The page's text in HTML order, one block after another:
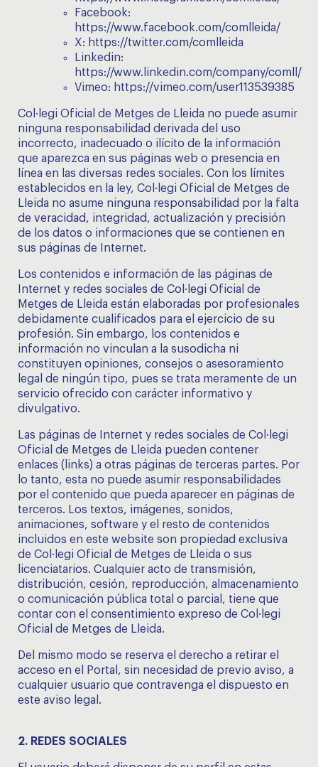
Facebook:
https://www.facebook.com/comlleida/
X: https://twitter.com/comlleida
Linkedin:
https://www.linkedin.com/company/comll/
Vimeo: https://vimeo.com/user113539385
Col·legi Oficial de Metges de Lleida no puede asumir
ninguna responsabilidad derivada del uso
incorrecto, inadecuado o ilícito de la información
que aparezca en sus páginas web o presencia en
línea en las diversas redes sociales. Con los límites
establecidos en la ley, Col·legi Oficial de Metges de
Lleida no asume ninguna responsabilidad por la falta
de veracidad, integridad, actualización y precisión
de los datos o informaciones que se contienen en
sus páginas de Internet.
Los contenidos e información de las páginas de
Internet y redes sociales de Col·legi Oficial de
Metges de Lleida están elaboradas por profesionales
debidamente cualificados para el ejercicio de su
profesión. Sin embargo, los contenidos e
información no vinculan a la susodicha ni
constituyen opiniones, consejos o asesoramiento
legal de ningún tipo, pues se trata meramente de un
servicio ofrecido con carácter informativo y
divulgativo.
Las páginas de Internet y redes sociales de Col·legi
Oficial de Metges de Lleida pueden contener
enlaces (links) a otras páginas de terceras partes. Por
lo tanto, esta no puede asumir responsabilidades
por el contenido que pueda aparecer en páginas de
terceros. Los textos, imágenes, sonidos,
animaciones, software y el resto de contenidos
incluidos en este website son propiedad exclusiva
de Col·legi Oficial de Metges de Lleida o sus
licenciatarios. Cualquier acto de transmisión,
distribución, cesión, reproducción, almacenamiento
o comunicación pública total o parcial, tiene que
contar con el consentimiento expreso de Col·legi
Oficial de Metges de Lleida.
Del mismo modo se reserva el derecho a retirar el
acceso en el Portal, sin necesidad de previo aviso, a
cualquier usuario que contravenga el dispuesto en
este aviso legal.
2. REDES SOCIALES